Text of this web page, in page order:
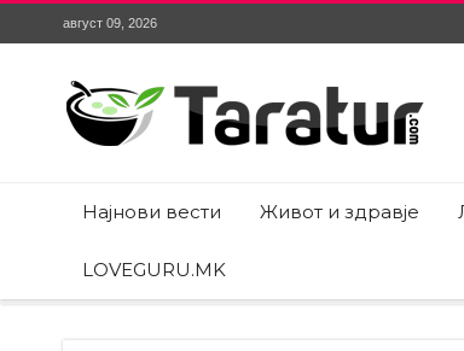
август 09, 2026
Најнови вести Живот и здравје
LOVEGURU.MK